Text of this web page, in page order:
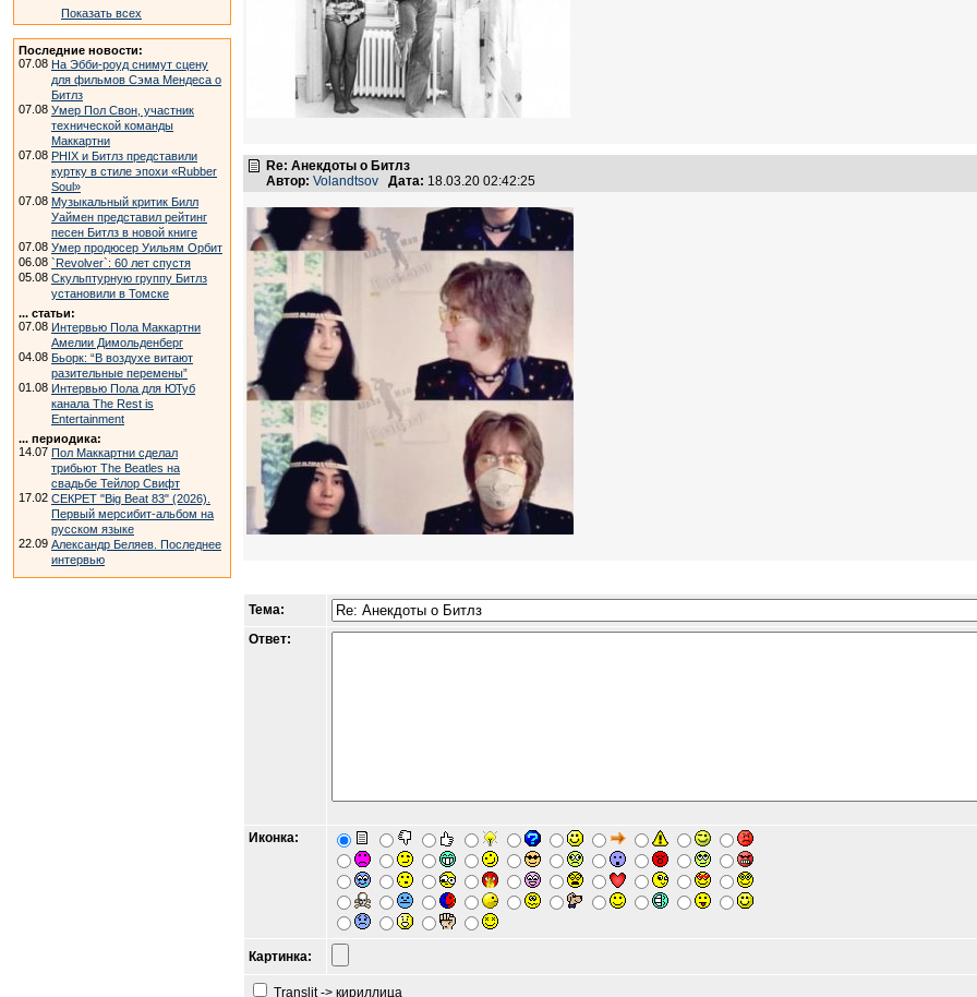
Показать всех
Последние новости:
07.08 На Эбби-роуд снимут сцену
для фильмов Сэма Мендеса о
Битлз
07.08 Умер Пол Свон, участник
технической команды
Маккартни
07.08 PHIX и Битлз представили
куртку в стиле эпохи «Rubber
Soul»
07.08 Музыкальный критик Билл
Уаймен представил рейтинг
песен Битлз в новой книге
07.08 Умер продюсер Уильям Орбит
06.08 `Revolver`: 60 лет спустя
05.08 Скульптурную группу Битлз
установили в Томске
... статьи:
07.08 Интервью Пола Маккартни
Амелии Димольденберг
04.08 Бьорк: “В воздухе витают
разительные перемены”
01.08 Интервью Пола для ЮТуб
канала The Rest is
Entertainment
... периодика:
14.07 Пол Маккартни сделал
трибьют The Beatles на
свадьбе Тейлор Свифт
17.02 СЕКРЕТ "Big Beat 83" (2026).
Первый мерсибит-альбом на
русском языке
22.09 Александр Беляев. Последнее
интервью
Re: Анекдоты о Битлз
Автор: Volandtsov Дата: 18.03.20 02:42:25
Тема:
Ответ:
Иконка:
Картинка:
Translit -> кириллица